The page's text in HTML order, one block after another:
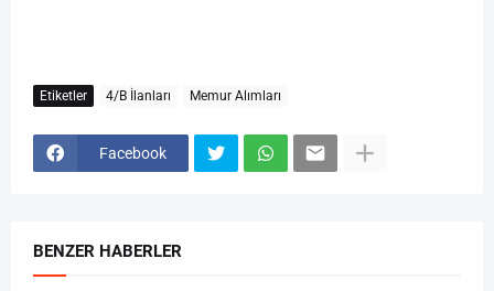
Etiketler 4/B İlanları Memur Alımları
Facebook
BENZER HABERLER